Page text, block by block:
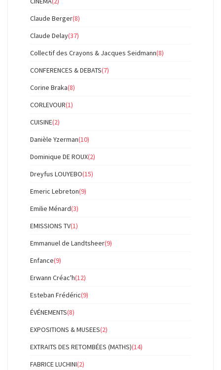
Claude Berger(8)
Claude Delay(37)
Collectif des Crayons & Jacques Seidmann(8)
CONFERENCES & DEBATS(7)
Corine Braka(8)
CORLEVOUR(1)
CUISINE(2)
Danièle Yzerman(10)
Dominique DE ROUX(2)
Dreyfus LOUYEBO(15)
Emeric Lebreton(9)
Emilie Ménard(3)
EMISSIONS TV(1)
Emmanuel de Landtsheer(9)
Enfance(9)
Erwann Créac'h(12)
Esteban Frédéric(9)
ÉVÉNEMENTS(8)
EXPOSITIONS & MUSEES(2)
EXTRAITS DES RETOMBÉES (MATHS)(14)
FABRICE LUCHINI(2)